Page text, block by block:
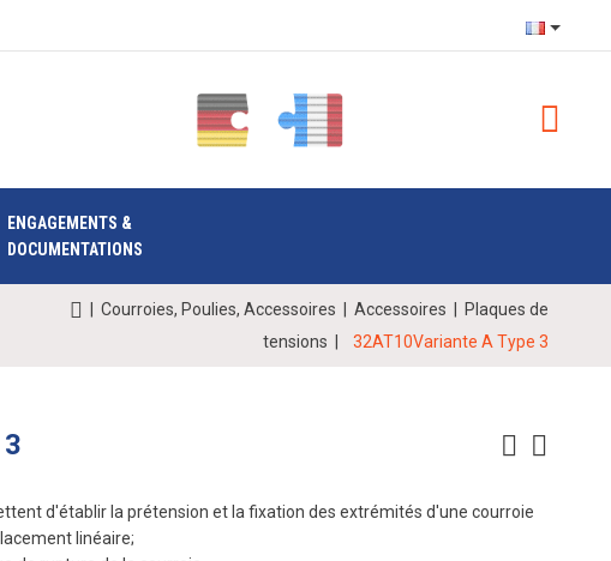
ENGAGEMENTS &
DOCUMENTATIONS
Courroies, Poulies, Accessoires Accessoires
Plaques de
tensions
32AT10Variante A Type 3
d'établir la prétension et la fixation des extrémités d'une courroie
linéaire;